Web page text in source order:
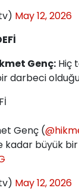
May 12, 2026
Genç: Hiç
darbeci
Genç (
kadar büyük
May 12, 2026